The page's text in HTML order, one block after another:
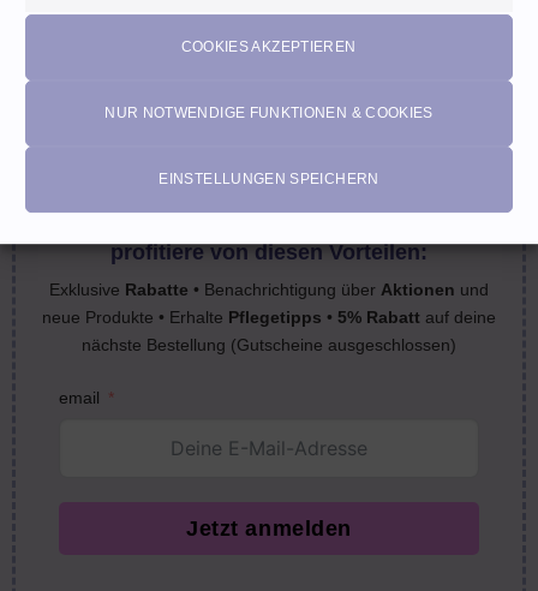
Cookies
COOKIES AKZEPTIEREN
NUR NOTWENDIGE FUNKTIONEN & COOKIES
EINSTELLUNGEN SPEICHERN
SCHNELLE LIEFERUNG
profitiere von diesen Vorteilen:
Exklusive Rabatte • Benachrichtigung über Aktionen und
neue Produkte • Erhalte Pflegetipps • 5% Rabatt auf deine
nächste Bestellung (Gutscheine ausgeschlossen)
email
Jetzt anmelden